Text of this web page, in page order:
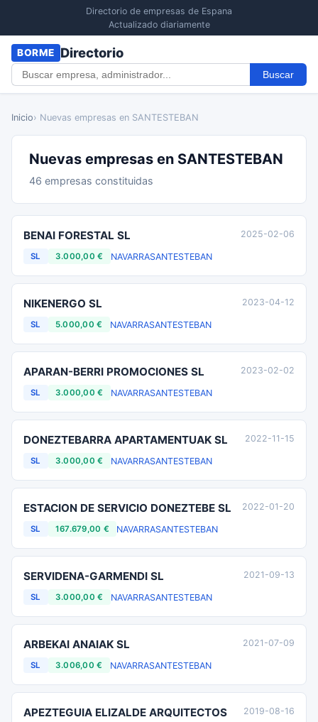
Directorio de empresas de Espana
Actualizado diariamente
BORME Directorio
Buscar
Inicio› Nuevas empresas en SANTESTEBAN
Nuevas empresas en SANTESTEBAN
46 empresas constituidas
BENAI FORESTAL SL
SL 3.000,00 € NAVARRASANTESTEBAN
2025-02-06
NIKENERGO SL
SL 5.000,00 € NAVARRASANTESTEBAN
2023-04-12
APARAN-BERRI PROMOCIONES SL
SL 3.000,00 € NAVARRASANTESTEBAN
2023-02-02
DONEZTEBARRA APARTAMENTUAK SL
SL 3.000,00 € NAVARRASANTESTEBAN
2022-11-15
ESTACION DE SERVICIO DONEZTEBE SL
SL 167.679,00 € NAVARRASANTESTEBAN
2022-01-20
SERVIDENA-GARMENDI SL
SL 3.000,00 € NAVARRASANTESTEBAN
2021-09-13
ARBEKAI ANAIAK SL
SL 3.006,00 € NAVARRASANTESTEBAN
2021-07-09
APEZTEGUIA ELIZALDE ARQUITECTOS
2019-08-16